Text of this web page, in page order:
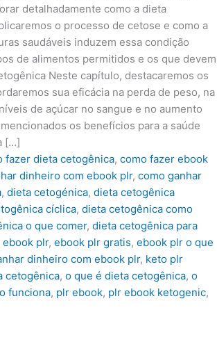
detalhadamente como a dieta
o processo de cetose e como a
saudáveis induzem essa condição
de alimentos permitidos e os que devem
Neste capítulo, destacaremos os
sua eficácia na perda de peso, na
de açúcar no sangue e no aumento
os benefícios para a saúde
[…]
fazer dieta cetogênica,como fazer ebook
dinheiro com ebook plr,como ganhar
,dieta cetogénica,dieta cetogênica
cíclica,dieta cetogênica como
o que comer,dieta cetogênica para
ebook plr,ebook plr gratis,ebook plr o que
dinheiro com ebook plr, keto plr
cetogênica,o que é dieta cetogênica,o
funciona, plr ebook, plr ebook ketogenic,